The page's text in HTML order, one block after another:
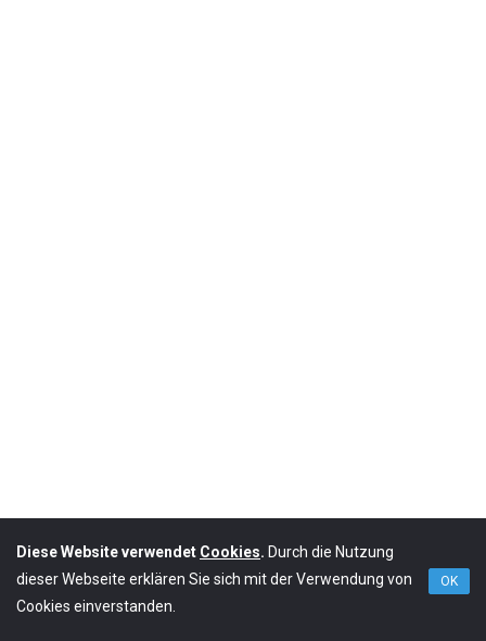
Diese Website verwendet Cookies. Durch die Nutzung
dieser Webseite erklären Sie sich mit der Verwendung von
Cookies einverstanden.
OK